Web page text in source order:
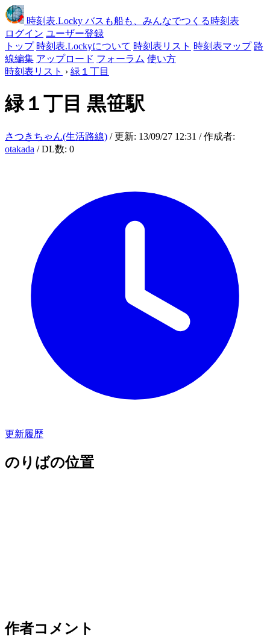
時刻表.Locky バスも船も、みんなでつくる時刻表
ログイン ユーザー登録
トップ 時刻表.Lockyについて 時刻表リスト 時刻表マップ 路
線編集 アップロード フォーラム 使い方
時刻表リスト › 緑１丁目
緑１丁目 黒笹駅
さつきちゃん(生活路線) / 更新: 13/09/27 12:31 / 作成者:
otakada / DL数: 0
更新履歴
のりばの位置
作者コメント